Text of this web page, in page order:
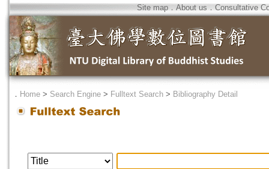
Site map．About us ． Consultative
． Home > Search Engine > Fulltext Search > Bibliography Detail